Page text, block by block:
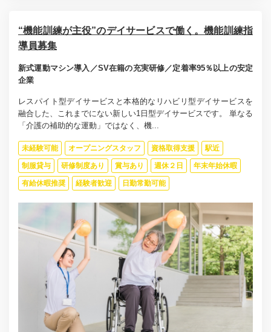
“機能訓練が主役”のデイサービスで働く。機能訓練指
導員募集
新式運動マシン導入／SV在籍の充実研修／定着率95％以上の安定
企業
レスパイト型デイサービスと本格的なリハビリ型デイサービスを
融合した、これまでにない新しい1日型デイサービスです。 単なる
「介護の補助的な運動」ではなく、機...
未経験可能 オープニングスタッフ 資格取得支援 駅近
制服貸与 研修制度あり 賞与あり 週休２日 年末年始休暇
有給休暇推奨 経験者歓迎 日勤常勤可能